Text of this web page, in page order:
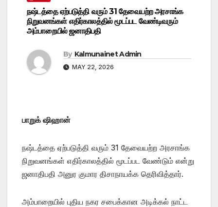
நஷ்டத்தை ஏற்படுத்தி வரும் 31 தேவையற்ற அரசாங்க
நிறுவனங்கள் எதிர்காலத்தில் மூடப்பட வேண்டிவரும்
அம்பாறையில் ஜனாதிபதி
By Kalmunainet Admin
MAY 22, 2026
பாறுக் ஷிஹான்
நஷ்டத்தை ஏற்படுத்தி வரும் 31 தேவையற்ற அரசாங்க
நிறுவனங்கள் எதிர்காலத்தில் மூடப்பட வேண்டும் என்று
ஜனாதிபதி அனுர குமார திசாநாயக்க தெரிவித்தார்.
அம்பாறையில் புதிய நகர சபைக்கான அடிக்கல் நாட்ட